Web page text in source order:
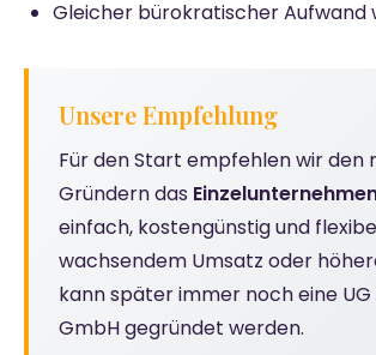
Gleicher bürokratischer Aufwand
Unsere Empfehlung
Für den Start empfehlen wir den
Gründern das
einfach, kostengünstig und
wachsendem Umsatz oder
kann später immer noch eine
GmbH gegründet werden.